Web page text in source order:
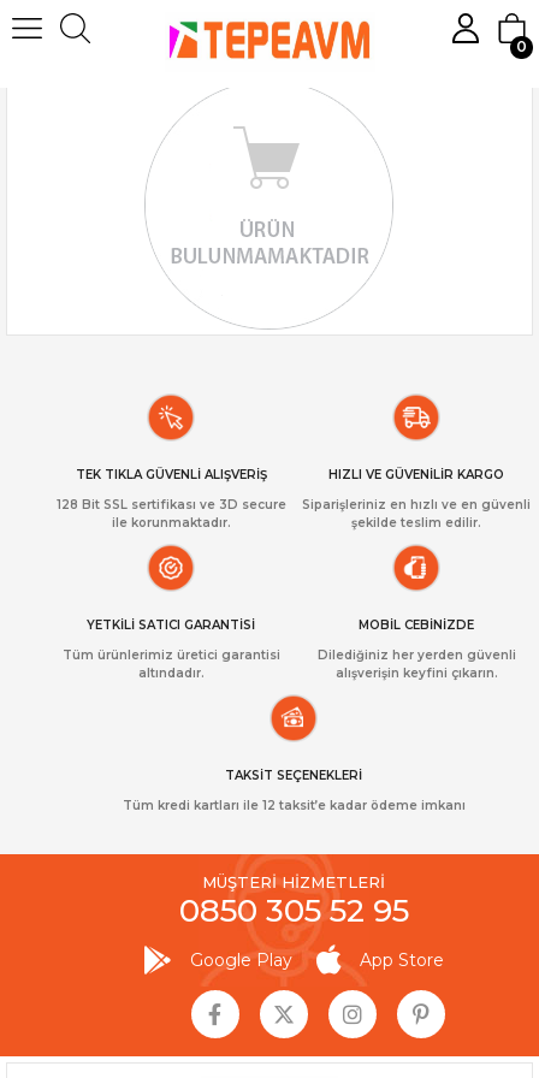
0
TEK TIKLA GÜVENLİ ALIŞVERİŞ
128 Bit SSL sertifikası ve 3D secure
ile korunmaktadır.
HIZLI VE GÜVENİLİR KARGO
Siparişleriniz en hızlı ve en güvenli
şekilde teslim edilir.
YETKİLİ SATICI GARANTİSİ
Tüm ürünlerimiz üretici garantisi
altındadır.
MOBİL CEBİNİZDE
Dilediğiniz her yerden güvenli
alışverişin keyfini çıkarın.
TAKSİT SEÇENEKLERİ
Tüm kredi kartları ile 12 taksit’e kadar ödeme imkanı
MÜŞTERİ HİZMETLERİ
0850 305 52 95
Google Play App Store